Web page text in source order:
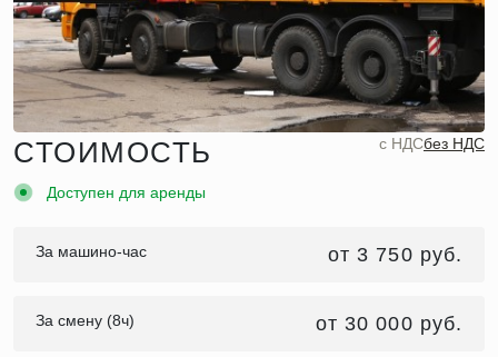
СТОИМОСТЬ c НДСбез НДС
Доступен для аренды
За машино-час от 3 750 руб.
За смену (8ч) от 30 000 руб.